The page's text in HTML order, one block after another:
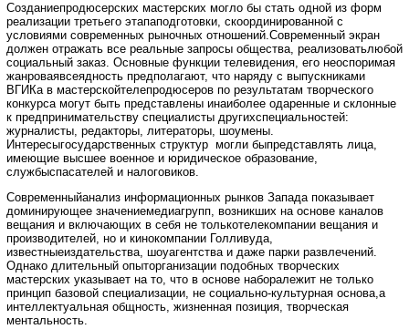
Созданиепродюсерских мастерских могло бы стать одной из форм
реализации третьего этапаподготовки, скоординированной с
условиями современных рыночных отношений.Современный экран
должен отражать все реальные запросы общества, реализоватьлюбой
социальный заказ. Основные функции телевидения, его неоспоримая
жанроваявсеядность предполагают, что наряду с выпускниками
ВГИКа в мастерскойтелепродюсеров по результатам творческого
конкурса могут быть представлены инаиболее одаренные и склонные
к предпринимательству специалисты другихспециальностей:
журналисты, редакторы, литераторы, шоумены.
Интересыгосударственных структур могли быпредставлять лица,
имеющие высшее военное и юридическое образование,
службыспасателей и налоговиков.
Современныйанализ информационных рынков Запада показывает
доминирующее значениемедиагрупп, возникших на основе каналов
вещания и включающих в себя не толькотелекомпании вещания и
производителей, но и кинокомпании Голливуда,
известныеиздательства, шоуагентства и даже парки развлечений.
Однако длительный опыторганизации подобных творческих
мастерских указывает на то, что в основе наборалежит не только
принцип базовой специализации, не социально-культурная основа,а
интеллектуальная общность, жизненная позиция, творческая
ментальность.